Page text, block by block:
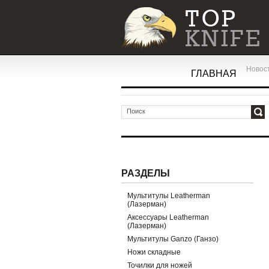
ГЛАВНАЯ
РАЗДЕЛЫ
Мультитулы Leatherman
(Лазерман)
Аксессуары Leatherman
(Лазерман)
Мультитулы Ganzo (Ганзо)
Ножи складные
Точилки для ножей